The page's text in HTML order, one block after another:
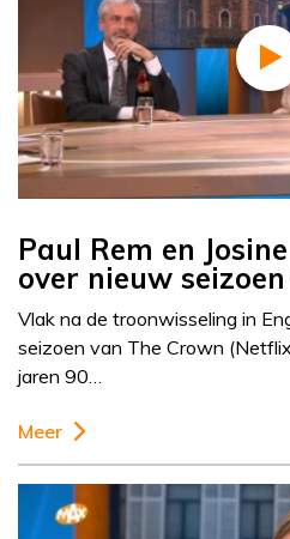
Paul Rem en
over nieuw
Vlak na de troonwisseling in
seizoen van The Crown
jaren 90…
Meer